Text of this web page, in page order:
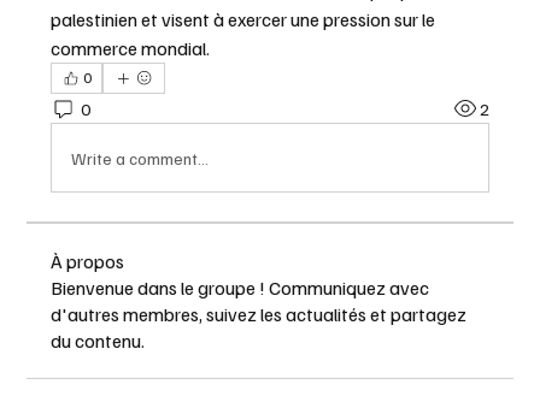
palestinien et visent à exercer une pression sur le
commerce mondial.
0
0 2
Write a comment...
À propos
Bienvenue dans le groupe ! Communiquez avec
d'autres membres, suivez les actualités et partagez
du contenu.